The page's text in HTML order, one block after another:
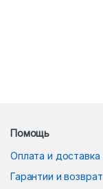
Помощь
Оплата и доставка
Гарантии и возврат